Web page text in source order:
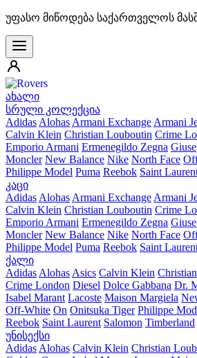
უფასო მიწოდება საქართველოს
ახალი
სრული კოლექცია
Adidas Alohas Armani Exchange Armani
Calvin Klein Christian Louboutin Crime
Emporio Armani Ermenegildo Zegna
Moncler New Balance Nike North Face
Philippe Model Puma Reebok Saint
კაცი
Adidas Alohas Armani Exchange Armani
Calvin Klein Christian Louboutin Crime
Emporio Armani Ermenegildo Zegna
Moncler New Balance Nike North Face
Philippe Model Puma Reebok Saint
ქალი
Adidas Alohas Asics Calvin Klein
Crime London Diesel Dolce Gabbana Dr.
Isabel Marant Lacoste Maison Margiela
Off-White On Onitsuka Tiger Philippe
Reebok Saint Laurent Salomon Timberland
უნისექსი
Adidas Alohas Calvin Klein Christian